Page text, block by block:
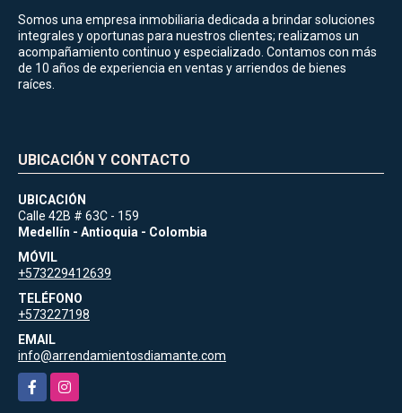
Somos una empresa inmobiliaria dedicada a brindar soluciones
integrales y oportunas para nuestros clientes; realizamos un
acompañamiento continuo y especializado. Contamos con más
de 10 años de experiencia en ventas y arriendos de bienes
raíces.
UBICACIÓN Y CONTACTO
UBICACIÓN
Calle 42B # 63C - 159
Medellín - Antioquia - Colombia
MÓVIL
+573229412639
TELÉFONO
+573227198
EMAIL
info@arrendamientosdiamante.com
FacebookInstagram